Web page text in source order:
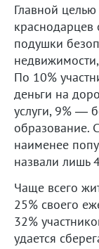
Главной
краснодарцев
подушки
По 10%
деньги на
услуги, 9% —
образование.
наименее
назвали лишь
Чаще всего
25% своего
32%
удается